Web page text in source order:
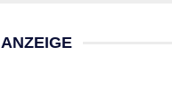
ANZEIGE